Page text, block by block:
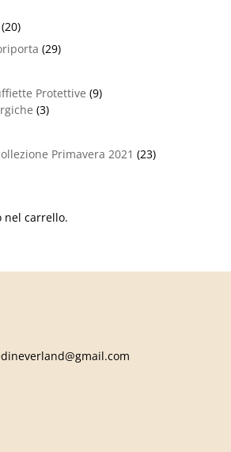
(20)
(29)
Protettive (9)
(3)
Primavera 2021 (23)
nel carrello.